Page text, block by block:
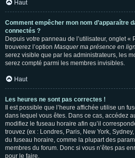
Haut
Comment empêcher mon nom d’apparaître
connectés ?
Depuis votre panneau de l’utilisateur, onglet «
trouverez l’option Masquer ma présence en
serez visible que par les administrateurs, les
serez compté parmi les membres invisibles.
Haut
Les heures ne sont pas correctes !
Il est possible que l’heure affichée utilise un
dans lequel vous êtes. Dans ce cas, accédez
modifiez le fuseau horaire afin qu’il
trouvez (ex : Londres, Paris, New York,
du fuseau horaire, comme la plupart des
membres du forum. Donc si vous n’êtes pas
pour le faire.